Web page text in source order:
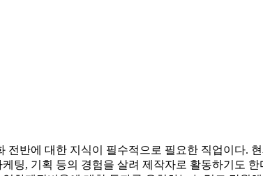
반에 대한 지식이 필수적으로 필요한 직업이다.
팅, 기획 등의 경험을 살려 제작자로 활동하기도